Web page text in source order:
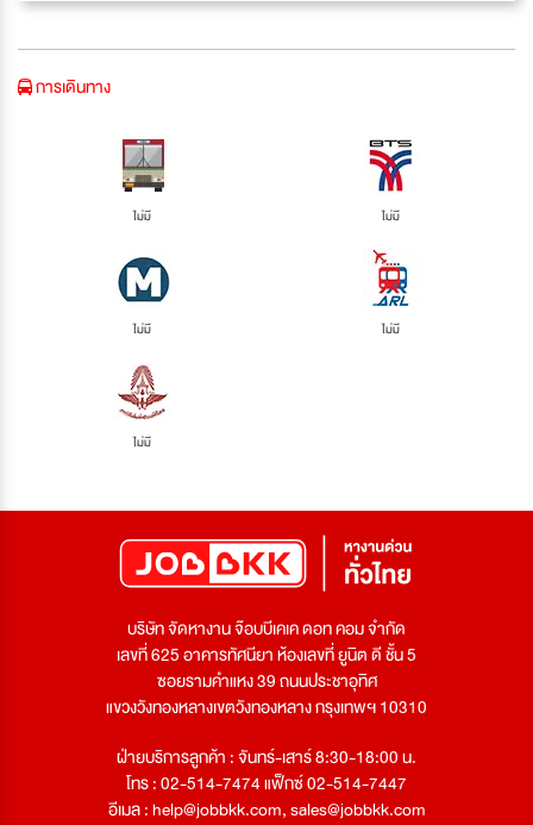
การเดินทาง
ไม่มี ไม่มี
ไม่มี ไม่มี
ไม่มี
บริษัท จัดหางาน จ๊อบบีเคเค ดอท คอม จำกัด
เลขที่ 625 อาคารทัศนียา ห้องเลขที่ ยูนิต ดี ชั้น 5
ซอยรามคำแหง 39 ถนนประชาอุทิศ
แขวงวังทองหลางเขตวังทองหลาง กรุงเทพฯ 10310
ฝ่ายบริการลูกค้า : จันทร์-เสาร์ 8:30-18:00 น.
โทร : 02-514-7474 แฟ็กซ์ 02-514-7447
อีเมล :help@jobbkk.com,sales@jobbkk.com